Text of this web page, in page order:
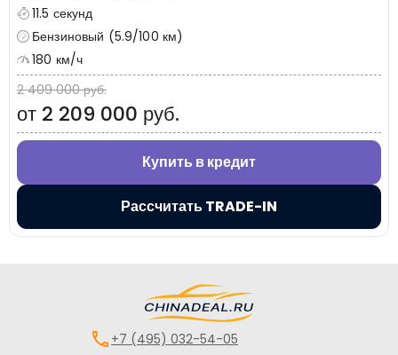
11.5 секунд
Бензиновый (5.9/100 км)
180 км/ч
2 409 000 руб.
от 2 209 000 руб.
Купить в кредит
Рассчитать TRADE-IN
+7 (495) 032-54-05